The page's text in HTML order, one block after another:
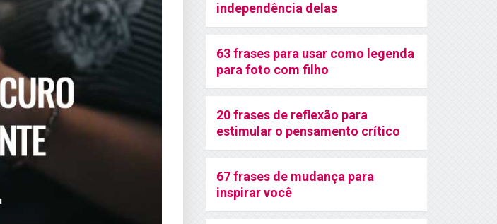
independência delas
63 frases para usar como legenda
para foto com filho
20 frases de reflexão para
estimular o pensamento crítico
67 frases de mudança para
inspirar você